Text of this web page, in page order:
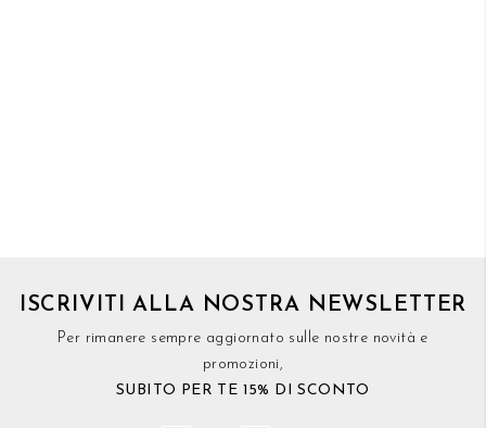
ISCRIVITI ALLA NOSTRA NEWSLETTER
Per rimanere sempre aggiornato sulle nostre novità e
promozioni,
SUBITO PER TE 15% DI SCONTO